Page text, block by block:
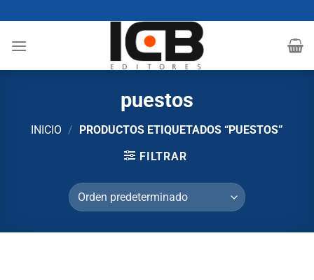
al
contenido
puestos
INICIO /
PRODUCTOS ETIQUETADOS “PUESTOS”
FILTRAR